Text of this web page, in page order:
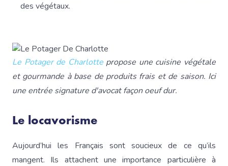
des végétaux.
Le Potager de Charlottepropose une cuisine végétale
et gourmande à base de produits frais et de saison. Ici
une entrée signature d'avocat façon oeuf dur.
Le locavorisme
Aujourd’hui les Français sont soucieux de ce qu’ils
mangent. Ils attachent une importance particulière à